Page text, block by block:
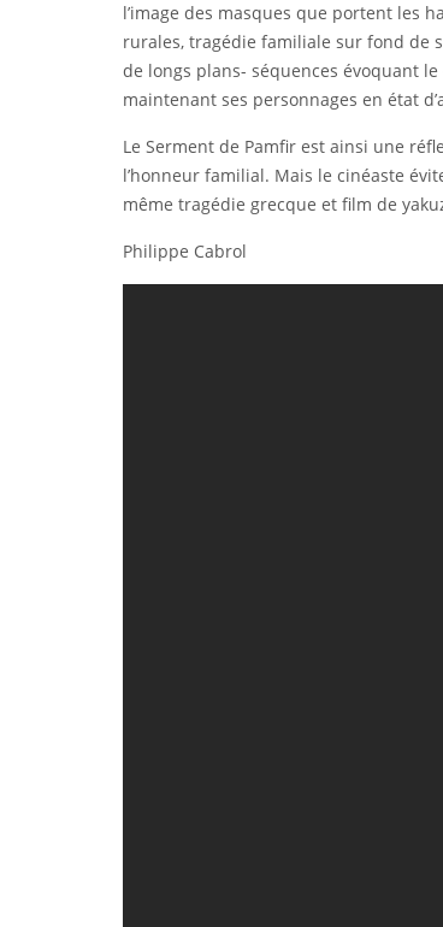
l’image des masques que portent les
rurales, tragédie familiale sur fond de
de longs plans- séquences évoquant
maintenant ses personnages en état
Le Serment de Pamfir est ainsi une
l’honneur familial. Mais le cinéaste
même tragédie grecque et film de
Philippe Cabrol